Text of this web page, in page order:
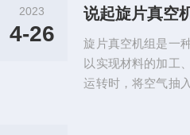
卡阻堵塞，并且具
穿透式刀闸阀是具
2023
4-26
说起旋片真空
旋片真空机组是一
以实现材料的加工
运转时，将空气抽
各种类型的气体。